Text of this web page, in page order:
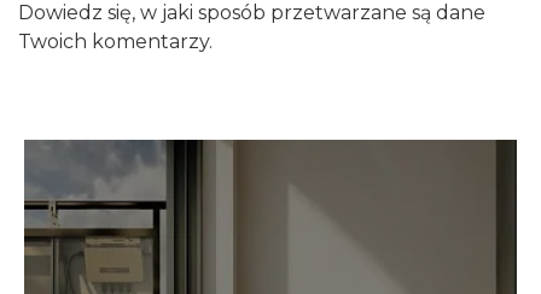
Dowiedz się, w jaki sposób przetwarzane są dane
Twoich komentarzy.